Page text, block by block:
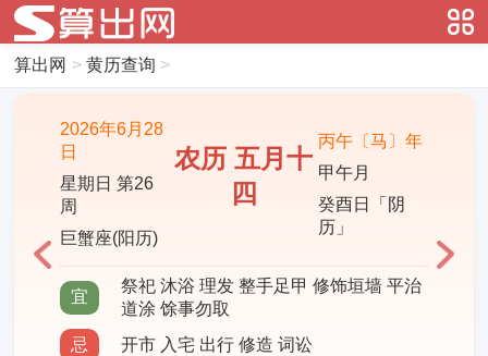
算出网 > 黄历查询 >
2026年6月28
日
星期日 第26
周
巨蟹座(阳历)
农历 五月十
四
丙午〔马〕年
甲午月
癸酉日「阴
历」
宜
祭祀 沐浴 理发 整手足甲 修饰垣墙 平治
道涂 馀事勿取
忌
开市 入宅 出行 修造 词讼